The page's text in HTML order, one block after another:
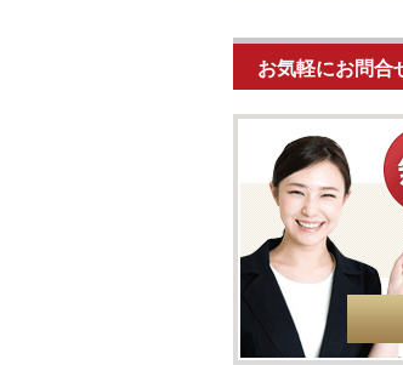
お気軽にお問合